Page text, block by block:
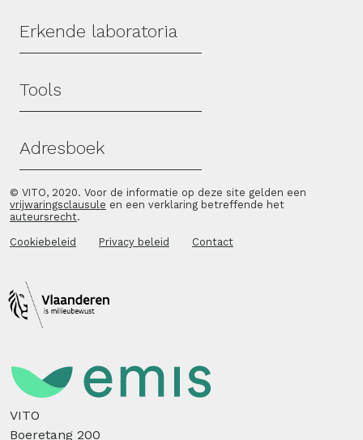
Erkende laboratoria
Tools
Adresboek
© VITO, 2020. Voor de informatie op deze site gelden een
vrijwaringsclausule en een verklaring betreffende het
auteursrecht.
Cookiebeleid Privacy beleid Contact
VITO
Boeretang 200